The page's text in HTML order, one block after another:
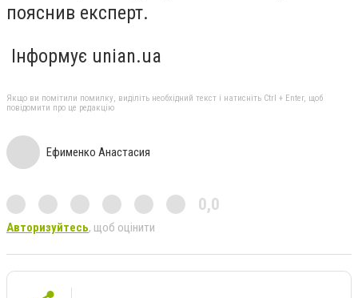
пояснив експерт.
Інформує unian.ua
Якщо ви помітили помилку, виділіть необхідний текст і натисніть Ctrl + Enter, щоб
повідомити про це редакцію
Ефименко Анастасия
0,0
Авторизуйтесь, щоб оцінити